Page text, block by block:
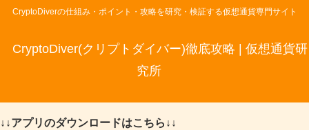
CryptoDiverの仕組み・ポイント・攻略を研究・検証する仮想通貨専門サイト
CryptoDiver(クリプトダイバー)徹底攻略 | 仮想通貨研
究所
↓↓アプリのダウンロードはこちら↓↓